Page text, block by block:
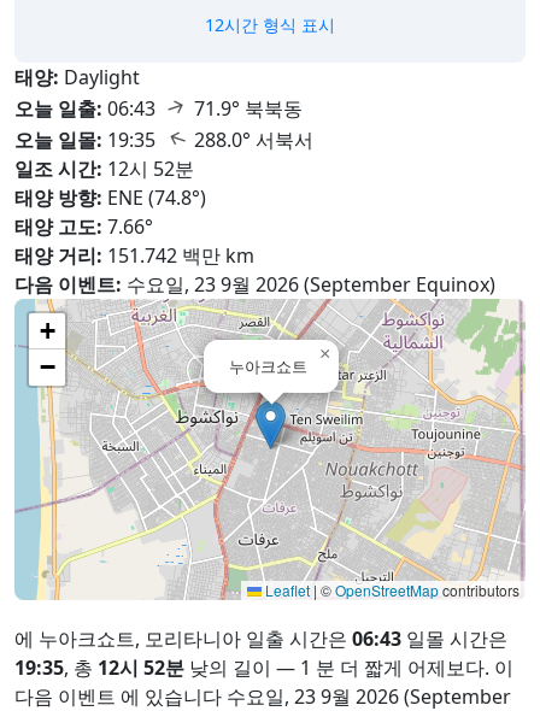
12시간 형식 표시
태양: Daylight
오늘 일출: 06:43 ↑ 71.9° 북북동
오늘 일몰: 19:35 ↑ 288.0° 서북서
일조 시간: 12시 52분
태양 방향: ENE (74.8°)
태양 고도: 7.66°
태양 거리: 151.742 백만 km
다음 이벤트: 수요일, 23 9월 2026 (September Equinox)
누아크쇼트
×
+
−
Leaflet | ©OpenStreetMapcontributors
에 누아크쇼트, 모리타니아 일출 시간은 06:43 일몰 시간은
19:35, 총 12시 52분 낮의 길이 — 1 분 더 짧게 어제보다. 이
다음 이벤트 에 있습니다 수요일, 23 9월 2026 (September